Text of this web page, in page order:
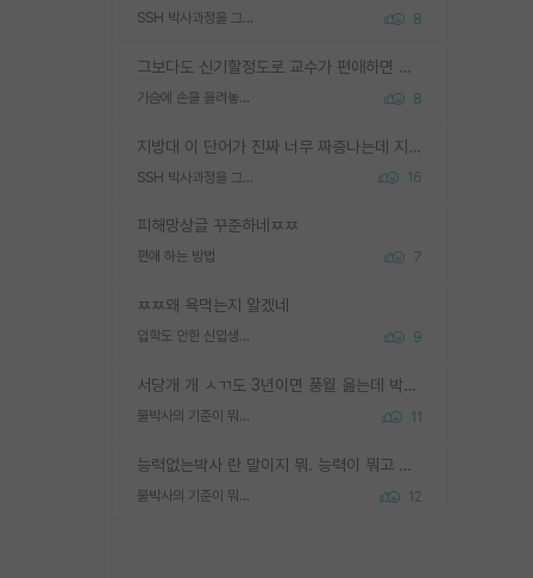
SSH 박사과정을 그만두고 지방대 박사로 옮기면 교수의 꿈은 끝일까요? 8
그보다도 신기할정도로 교수가 편애하면 그사람만 논문이 되더라구요 내용이 다른 사람보다 허접해도요
가슴에 손을 올려놓고 싫어하는 사람 불공정하게 리뷰 8
지방대 이 단어가 진짜 너무 짜증나는데 지방대면 다 그냥 쓰레기인가요? 무슨 말 같지도 않은 댓글들이 있는건지??? 지방에도 충분히 좋은 대학 많고 충분히 잘하는 교수님들 많습니다 포항공대 4개 IST 대표 지거국들 여기 모두 다 지방에 있고 여기 출신들 중에 교수하는 분들 적지 않습니다 지거국 출신이 무슨 교수를 하냐?라고 생각할 사람들 많은데 상위 대표 지거국에 아웃라이어들 많습니다 결국 개인의 연구역량과 실적이 중요합니다 이 역량을 펼치는데 있어서 지도교수와의 합도 중요합니다. 그리고 경력이 필요하면 해외포닥까지 다녀오세요
SSH 박사과정을 그만두고 지방대 박사로 옮기면 교수의 꿈은 끝일까요? 16
피해망상글 꾸준하네ㅉㅉ
편애 하는 방법 7
ㅉㅉ왜 욕먹는지 알겠네
입학도 안한 신입생이 원래 관심을 받나요 9
서당개 개 ㅅㄲ도 3년이면 풍월 읊는데 박사 5년 이상 대리고 있으면서 물된건 교수 탓 맞는ㄱ게 거기가 서당이 아니란 소리임
물박사의 기준이 뭐임? 11
능력없는박사 란 말이지 뭐. 능력이 뭐고 능력이 있다는게 뭔지는 사람마다 기준이 다르니까 얘기해봐야 서로 자기 기준만 얘기해서 논쟁이 끝이 안나고. 주위에서 능력있고 야심있는 신입생이 교수가 유의미한 피드백을 아예 안주면서 제대로된 과제에 참여해볼 기회도 제공하지 않고 잡일 뺑뺑이만 돌려서 맨날 단순작업만 하면서 밤새다가 눈빛이 점점 죽어가는걸 본 사람은 물박사는 교수탓이라고 하고, 교수는 이것저것 알려도 주고 기회도 주고 사수 동기 붙여주면서 어떻게든 끌고가려고 하는데 본인이 매일 뺀질거리면서 출근 하는둥마는둥 하다가 기껏 와서도 폰이나 쳐다보다가 실험 망치고 저녁약속있어서 먼저 가볼게요~ 하는걸 본 사람은 물박사는 본인탓이라고 함.
물박사의 기준이 뭐임? 12